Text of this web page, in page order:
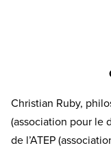
Christian Ruby,
(association pour le
de l’ATEP